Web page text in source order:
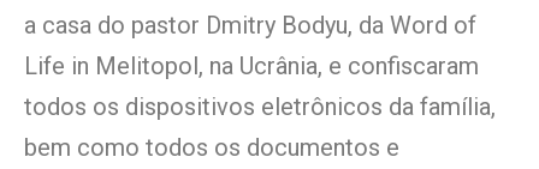
a casa do pastor Dmitry Bodyu, da Word of
Life in Melitopol, na Ucrânia, e confiscaram
todos os dispositivos eletrônicos da família,
bem como todos os documentos e